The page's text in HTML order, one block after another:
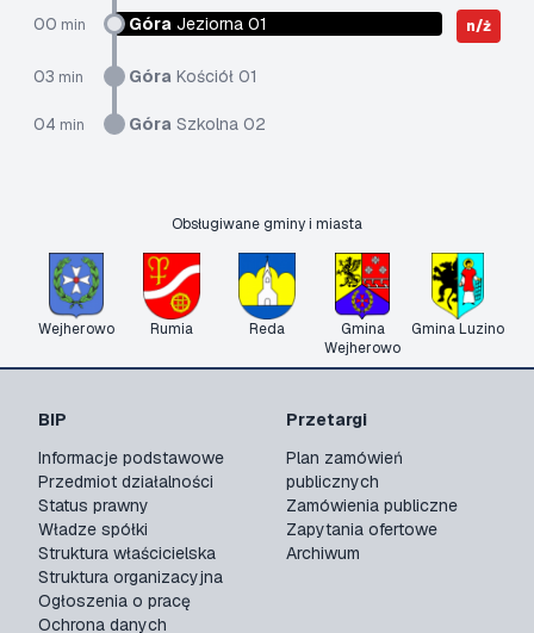
00 min Góra Jeziorna 01 n/ż
03 min Góra Kościół 01
04 min Góra Szkolna 02
Obsługiwane gminy i miasta
Wejherowo Rumia Reda
Gmina
Wejherowo
Gmina Luzino
BIP
Informacje podstawowe
Przedmiot działalności
Status prawny
Władze spółki
Struktura właścicielska
Struktura organizacyjna
Ogłoszenia o pracę
Ochrona danych
Przetargi
Plan zamówień
publicznych
Zamówienia publiczne
Zapytania ofertowe
Archiwum